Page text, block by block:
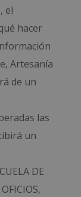
el
hacer
Artesanía
de un
las
un
DE